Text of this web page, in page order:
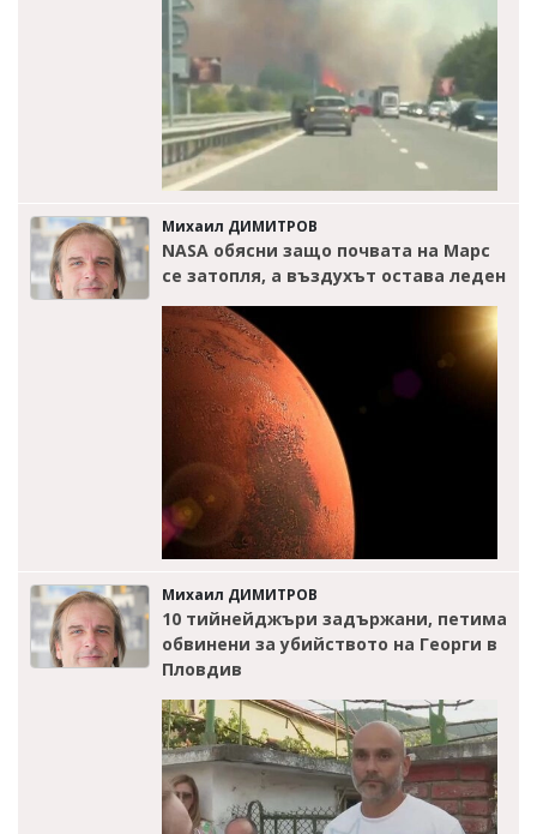
Михаил ДИМИТРОВ
NASA обясни защо почвата на Марс
се затопля, а въздухът остава леден
Михаил ДИМИТРОВ
10 тийнейджъри задържани, петима
обвинени за убийството на Георги в
Пловдив